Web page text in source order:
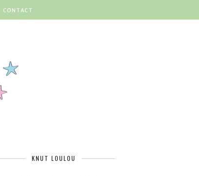
CONTACT
KNUT LOULOU